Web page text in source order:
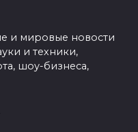
и мировые новости
и техники,
шоу-бизнеса,